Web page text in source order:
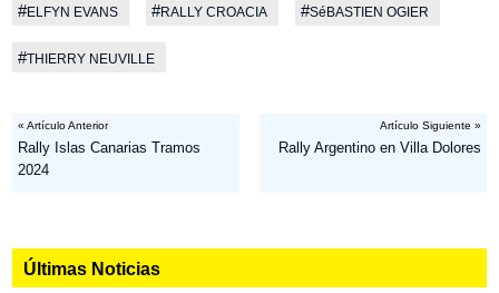
#ELFYN EVANS #RALLY CROACIA #SéBASTIEN OGIER
#THIERRY NEUVILLE
« Artículo Anterior
Rally Islas Canarias Tramos
2024
Artículo Siguiente »
Rally Argentino en Villa Dolores
Últimas Noticias